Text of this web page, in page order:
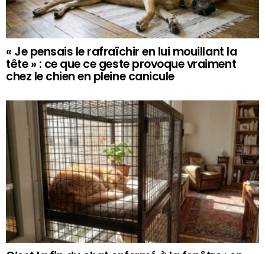
« Je pensais le rafraîchir en lui mouillant la
tête » : ce que ce geste provoque vraiment
chez le chien en pleine canicule